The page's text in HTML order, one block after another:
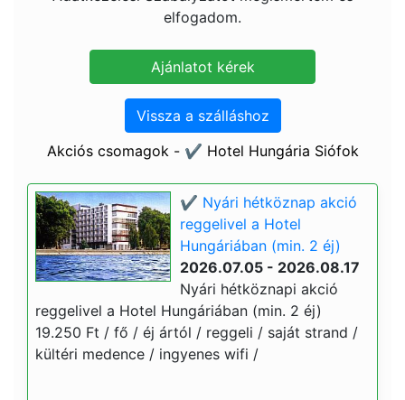
elfogadom.
Vissza a szálláshoz
Akciós csomagok - ✔️ Hotel Hungária Siófok
✔️ Nyári hétköznap akció
reggelivel a Hotel
Hungáriában (min. 2 éj)
2026.07.05 - 2026.08.17
Nyári hétköznapi akció
reggelivel a Hotel Hungáriában (min. 2 éj)
19.250 Ft / fő / éj ártól / reggeli / saját strand /
kültéri medence / ingyenes wifi /